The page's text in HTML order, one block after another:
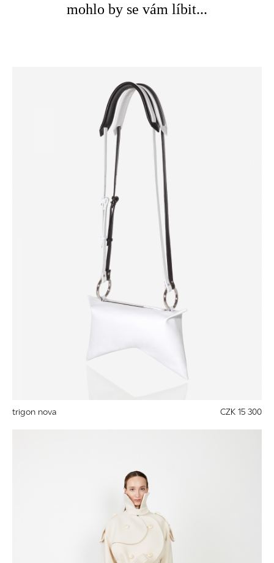
mohlo by se vám líbit...
trigon nova CZK 15 300